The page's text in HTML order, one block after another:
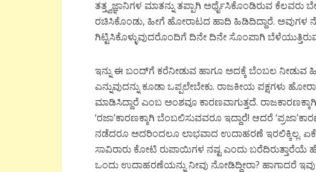
ತತ್ತ್ವಜ್ಞಾನಿಗಳ ಮಾತನ್ನು ತಪ್ಪಾಗಿ ಅರ್ಥೈಸಿಕೊಂಡಿರುವ ಕೆಲವರು
ರಚಿಸಿಕೊಂಡು, ಹೀಗೆ ಹೋರಾಟದ ಹಾದಿ ಹಿಡಿದಿದ್ದಾರೆ. ಅವುಗಳ
ಗಿಟ್ಟಿಸಿಕೊಳ್ಳುವುದರೊಂದಿಗೆ ದಿನೇ ದಿನೇ ಸೊಂಪಾಗಿ
ಇನ್ನು ಈ ಬಂದ್‌ಗೆ ಕರೆನೀಡುವ ಹಾಗೂ ಅದಕ್ಕೆ ಬೆಂಬಲ ನೀಡುವ
ಎನ್ನುವುದನ್ನು ಕೂಡಾ ಒಪ್ಪಲೇಬೇಕು. ರಾಜಕೀಯ ಪಕ್ಷಗಳು
ಮಾಡಿಸಿದ್ದಾರೆ ಎಂಬ ಅಂಶವೂ ಕಾರಣವಾಗುತ್ತದೆ.
‘ರಜಾ’ಕಾರಣಕ್ಕಾಗಿ ಬೆಂಬಲಿಸುವವರೂ ಇದ್ದಾರೆ! ಆದರೆ
ನಡೆದರೂ ಅದರಿಂದಲೂ ಲಾಭವಾದ ಉದಾಹರಣೆ ಇರಲಿಕ್ಕಿಲ್ಲ.
ಸಾವಿರಾರು ಕೋಟಿ ರುಪಾಯಿಗಳ ನಷ್ಟ ಎಂದು ಬರೆದಿರುತ್ತಾರೆಯೆ
ಒಂದು ಉದಾಹರಣೆಯನ್ನು ನೀವು ನೋಡಿದ್ದೀರಾ? ಹಾಗಾದರೆ